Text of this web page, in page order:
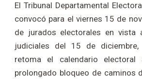
El Tribunal Departamental
convocó para el viernes 15 de
de jurados electorales en vista
judiciales del 15 de
retoma el calendario
prolongado bloqueo de caminos